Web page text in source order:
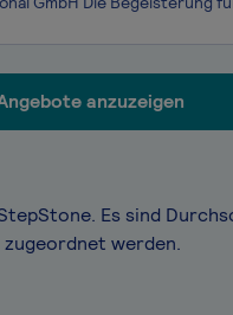
anzuzeigen
Es sind
werden.